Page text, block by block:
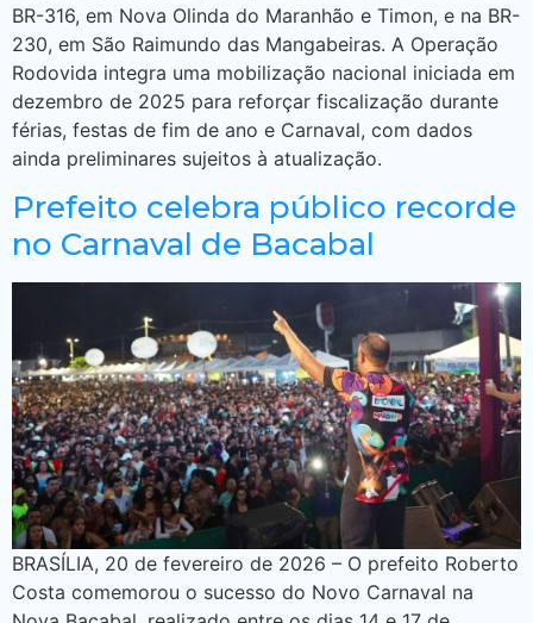
BR-316, em Nova Olinda do Maranhão e Timon, e na BR-
230, em São Raimundo das Mangabeiras. A Operação
Rodovida integra uma mobilização nacional iniciada em
dezembro de 2025 para reforçar fiscalização durante
férias, festas de fim de ano e Carnaval, com dados
ainda preliminares sujeitos à atualização.
Prefeito celebra público recorde
no Carnaval de Bacabal
BRASÍLIA, 20 de fevereiro de 2026 – O prefeito Roberto
Costa comemorou o sucesso do Novo Carnaval na